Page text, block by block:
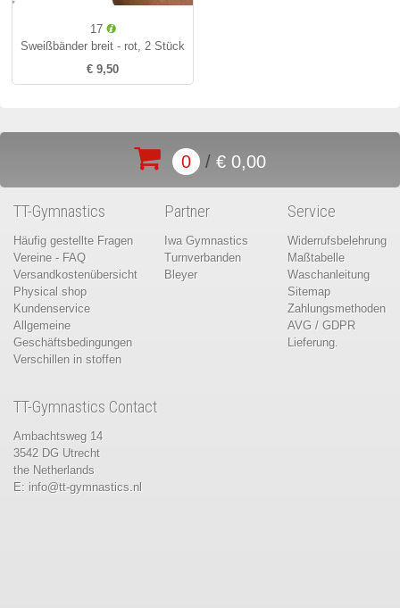
17
Sweißbänder breit - rot, 2 Stück
€ 9,50
0 / € 0,00
TT-Gymnastics
Häufig gestellte Fragen
Vereine - FAQ
Versandkostenübersicht
Physical shop
Kundenservice
Allgemeine
Geschäftsbedingungen
Verschillen in stoffen
Partner
Iwa Gymnastics
Turnverbanden
Bleyer
Service
Widerrufsbelehrung
Maßtabelle
Waschanleitung
Sitemap
Zahlungsmethoden
AVG / GDPR
Lieferung.
TT-Gymnastics Contact
Ambachtsweg 14
3542 DG Utrecht
the Netherlands
E: info@tt-gymnastics.nl